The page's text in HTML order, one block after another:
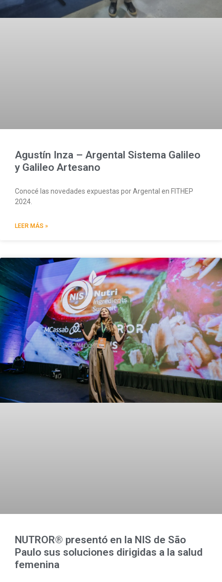
Agustín Inza – Argental Sistema Galileo
y Galileo Artesano
Conocé las novedades expuestas por Argental en FITHEP
2024.
LEER MÁS »
NUTROR® presentó en la NIS de São
Paulo sus soluciones dirigidas a la salud
femenina